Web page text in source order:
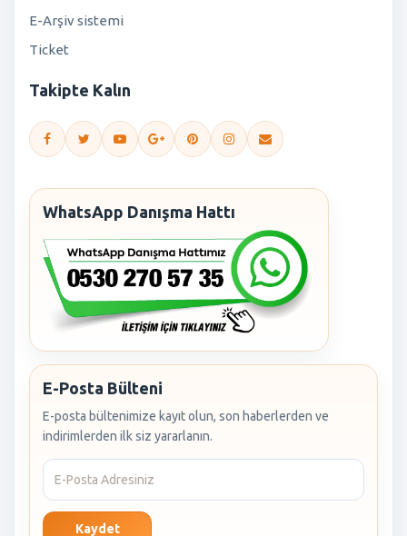
E-Arşiv sistemi
Ticket
Takipte Kalın
WhatsApp Danışma Hattı
E-Posta Bülteni
E-posta bültenimize kayıt olun, son haberlerden ve
indirimlerden ilk siz yararlanın.
Kaydet